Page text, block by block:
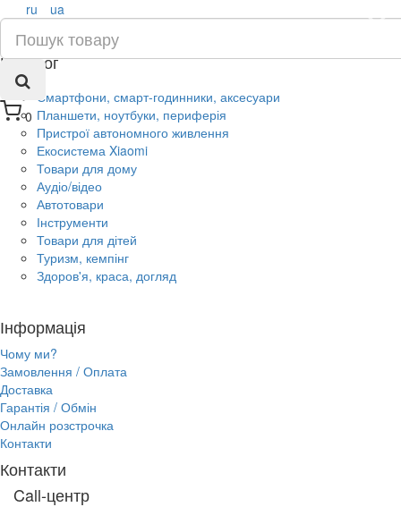
0
×
ru ua
Каталог
Смартфони, смарт-годинники, аксесуари
Планшети, ноутбуки, периферія
Пристрої автономного живлення
Екосистема Xiaomi
Товари для дому
Аудіо/відео
Автотовари
Інструменти
Товари для дітей
Туризм, кемпінг
Здоров'я, краса, догляд
Інформація
Чому ми?
Замовлення / Оплата
Доставка
Гарантія / Обмін
Онлайн розстрочка
Контакти
Контакти
Call-центр